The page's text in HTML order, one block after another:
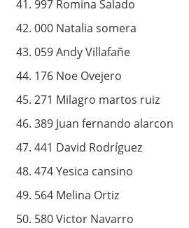
997 Romina Salado
000 Natalia somera
059 Andy Villafañe
176 Noe Ovejero
271 Milagro martos ruiz
389 Juan fernando alarcon
441 David Rodríguez
474 Yesica cansino
564 Melina Ortiz
580 Victor Navarro